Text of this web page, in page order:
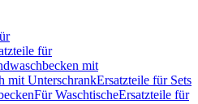
für
mit
mit UnterschrankErsatzteile für Sets
Für WaschtischeErsatzteile für